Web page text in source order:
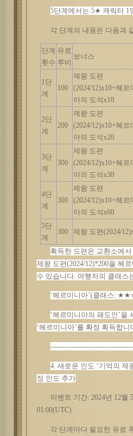
5단계에서는 5★ 캐릭터 1
각 단계의 내용은 다음과
단계
횟수
유료
루비
보너스
1단
계
100
제왕 도편
(2024/12)x10+헤르
아의 도석x10
2단
계
200
제왕 도편
(2024/12)x10+헤르
아의 도석x20
3단
계
300
제왕 도편
(2024/12)x10+헤르
아의 도석x30
4단
계
300
제왕 도편
(2024/12)x10+헤르
아의 도석x60
5단
계
300 제왕 도편(2024/
획득한 도편은 교환소에서
제왕 도편(2024/12)*200을 헤
수 있습니다. 여행자의 클래스
‘헤르미니아’(클래스
‘헤르미니아의 패도인’
‘헤르미니아’를 확정 획득합니
4. 새로운 인도 ‘기억의 제
정 인도 추가
이벤트 기간: 2024년 12월
01:00(UTC)
각 단계마다 필요한 유료